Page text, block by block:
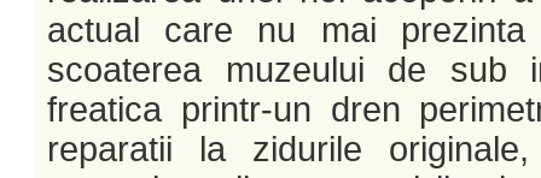
actual care nu mai
scoaterea muzeului de sub
freatica printr-un dren
reparatii la zidurile